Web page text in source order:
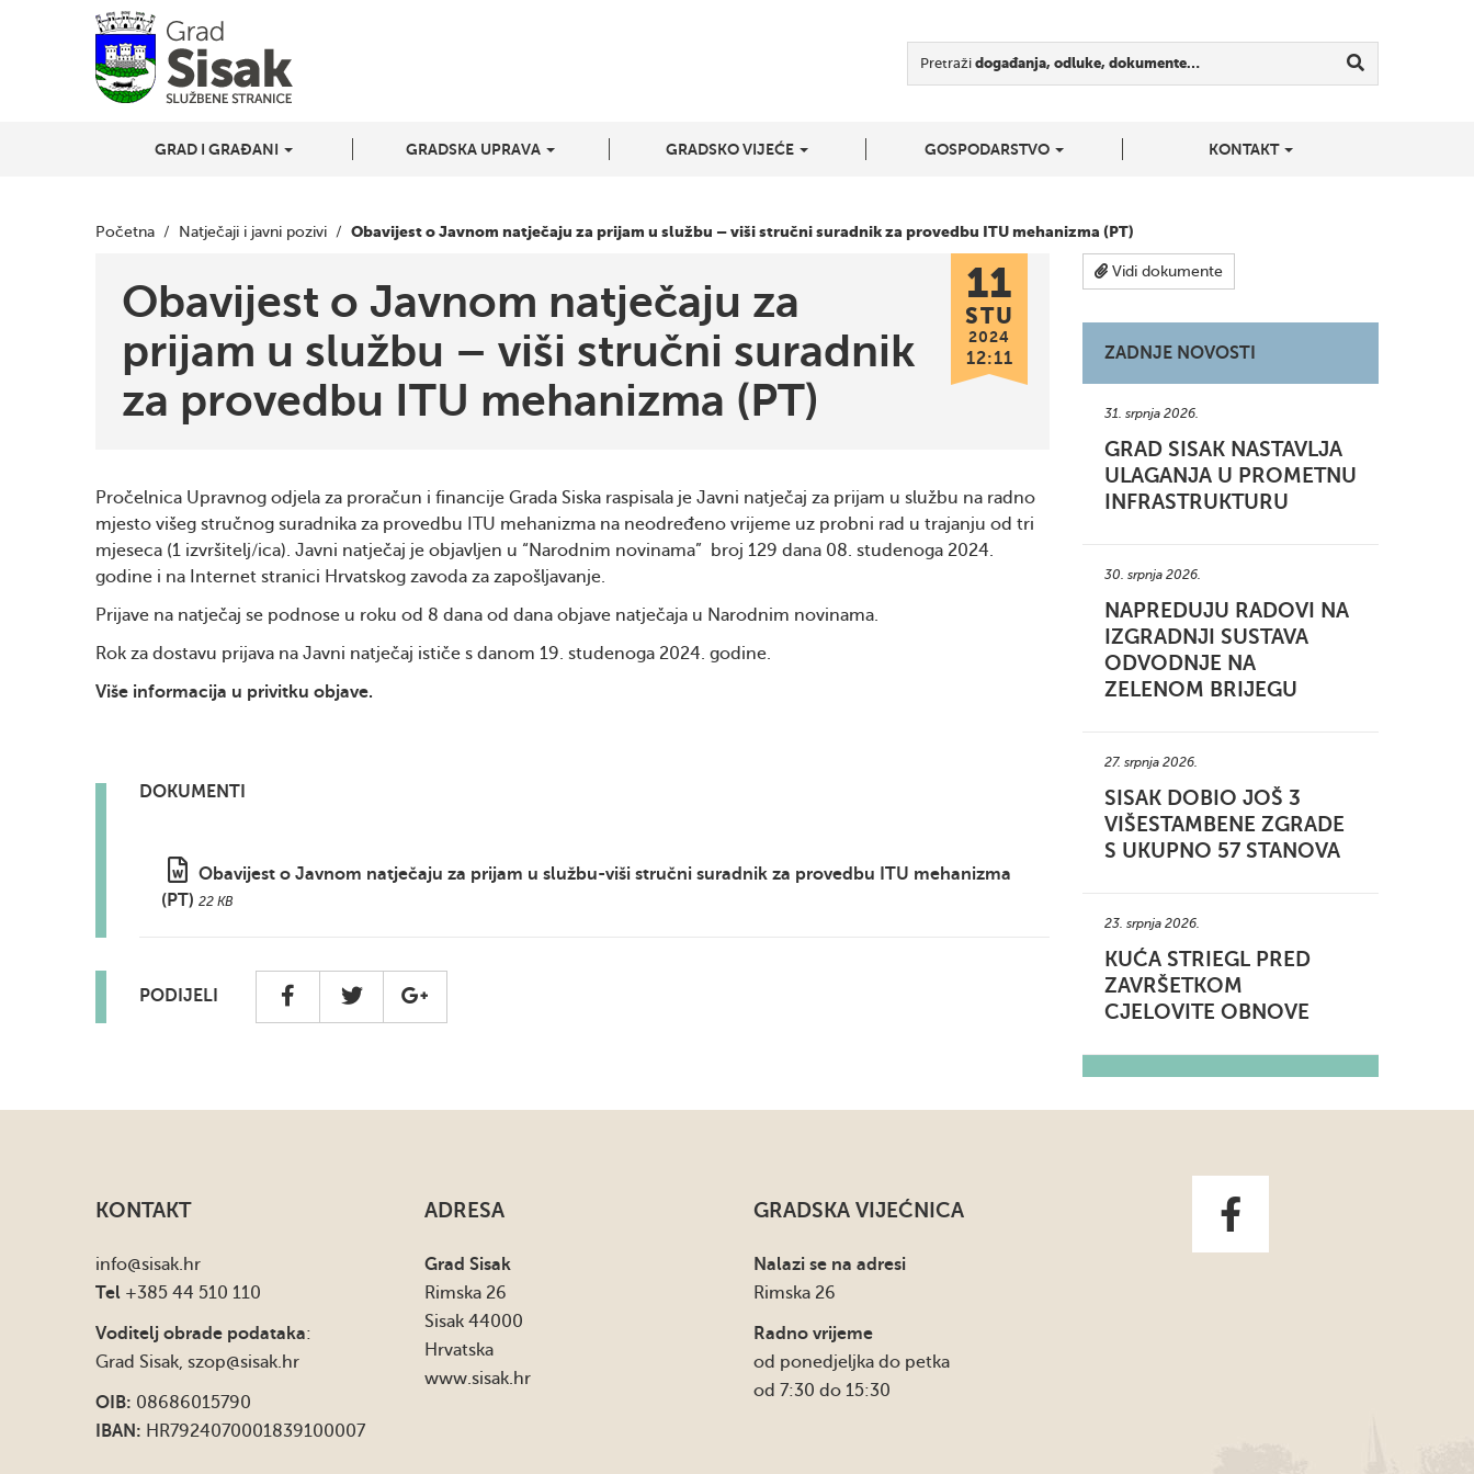
Pretraži događanja, odluke, dokumente…
GRAD I GRAĐANI GRADSKA UPRAVA GRADSKO VIJEĆE GOSPODARSTVO KONTAKT
Početna / Natječaji i javni pozivi / Obavijest o Javnom natječaju za prijam u službu – viši stručni suradnik za provedbu ITU mehanizma (PT)
Obavijest o Javnom natječaju za
prijam u službu – viši stručni suradnik
za provedbu ITU mehanizma (PT)
11
STU
2024
12:11
Pročelnica Upravnog odjela za proračun i financije Grada Siska raspisala je Javni natječaj za prijam u službu na radno
mjesto višeg stručnog suradnika za provedbu ITU mehanizma na neodređeno vrijeme uz probni rad u trajanju od tri
mjeseca (1 izvršitelj/ica). Javni natječaj je objavljen u “Narodnim novinama” broj 129 dana 08. studenoga 2024.
godine i na Internet stranici Hrvatskog zavoda za zapošljavanje.
Prijave na natječaj se podnose u roku od 8 dana od dana objave natječaja u Narodnim novinama.
Rok za dostavu prijava na Javni natječaj ističe s danom 19. studenoga 2024. godine.
Više informacija u privitku objave.
DOKUMENTI
Obavijest o Javnom natječaju za prijam u službu-viši stručni suradnik za provedbu ITU mehanizma
(PT) 22 KB
PODIJELI
Vidi dokumente
ZADNJE NOVOSTI
31. srpnja 2026.
GRAD SISAK NASTAVLJA
ULAGANJA U PROMETNU
INFRASTRUKTURU
30. srpnja 2026.
NAPREDUJU RADOVI NA
IZGRADNJI SUSTAVA
ODVODNJE NA
ZELENOM BRIJEGU
27. srpnja 2026.
SISAK DOBIO JOŠ 3
VIŠESTAMBENE ZGRADE
S UKUPNO 57 STANOVA
23. srpnja 2026.
KUĆA STRIEGL PRED
ZAVRŠETKOM
CJELOVITE OBNOVE
KONTAKT
info@sisak.hr
Tel +385 44 510 110
Voditelj obrade podataka:
Grad Sisak, szop@sisak.hr
OIB: 08686015790
IBAN: HR7924070001839100007
ADRESA
Grad Sisak
Rimska 26
Sisak 44000
Hrvatska
www.sisak.hr
GRADSKA VIJEĆNICA
Nalazi se na adresi
Rimska 26
Radno vrijeme
od ponedjeljka do petka
od 7:30 do 15:30